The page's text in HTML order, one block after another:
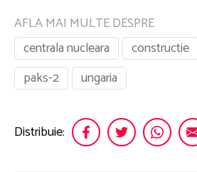
AFLA MAI MULTE DESPRE
centrala nucleara
constructie
paks-2
ungaria
Distribuie: